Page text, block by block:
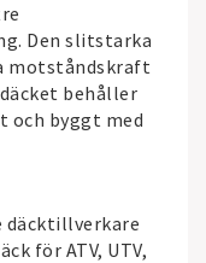
Den slitstarka
motståndskraft
behåller
och byggt med
däcktillverkare
för ATV, UTV,